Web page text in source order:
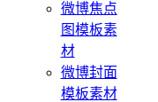
微博焦点
图模板素
材
微博封面
模板素材